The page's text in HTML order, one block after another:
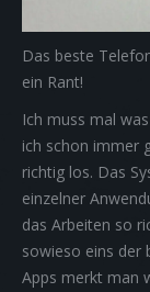
Das beste
ein Rant!
Ich muss mal
ich schon immer
richtig los. Das
einzelner
das Arbeiten so
sowieso eins der
Apps merkt man